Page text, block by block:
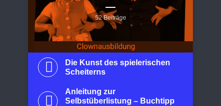
52 Beiträge
Die Kunst des spielerischen
Scheiterns
Anleitung zur
Selbstüberlistung – Buchtipp